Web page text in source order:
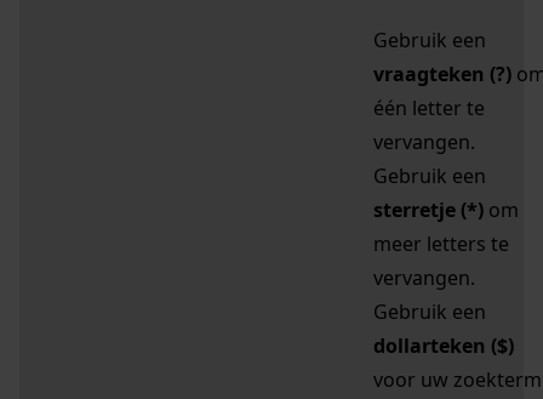
Gebruik een
vraagteken (?)
één letter te
vervangen.
Gebruik een
sterretje (*) om
meer letters te
vervangen.
Gebruik een
dollarteken ($)
voor uw zoekterm